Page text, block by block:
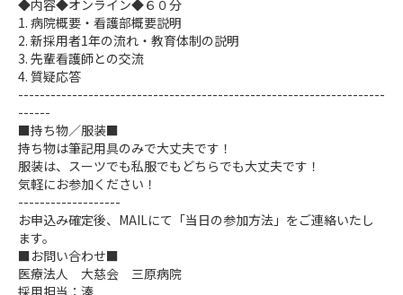
◆内容◆オンライン◆６０分
1. 病院概要・看護部概要説明
2. 新採用者1年の流れ・教育体制の説明
3. 先輩看護師との交流
4. 質疑応答
--------------------------------------------------------------------
------
■持ち物／服装■
持ち物は筆記用具のみで大丈夫です！
服装は、スーツでも私服でもどちらでも大丈夫です！
気軽にお参加ください！
-------------------
お申込み確定後、MAILにて「当日の参加方法」をご連絡いたし
ます。
■お問い合わせ■
医療法人 大慈会 三原病院